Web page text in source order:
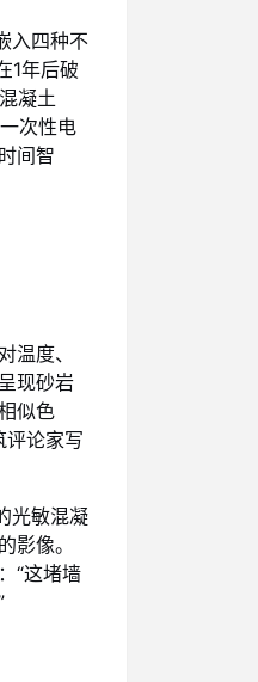
入四种不
1年后破
凝土
次性电
间智
温度、
现砂岩
似色
评论家写
光敏混凝
影像。
“这堵墙